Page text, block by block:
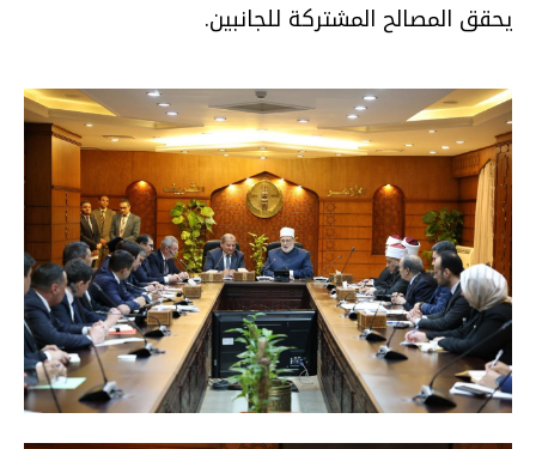
يحقق المصالح المشتركة للجانبين.